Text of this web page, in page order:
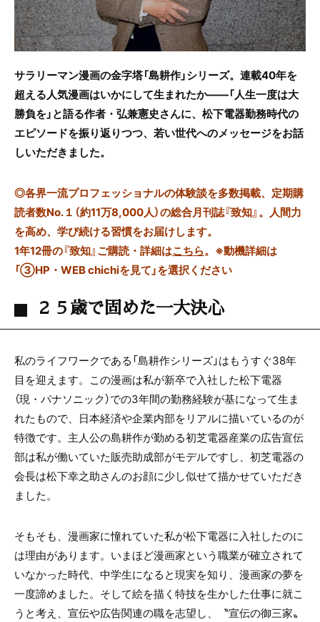
サラリーマン漫画の金字塔「島耕作」シリーズ。連載40年を
超える人気漫画はいかにして生まれたか――「人生一度は大
勝負を」と語る作者・弘兼憲史さんに、松下電器勤務時代の
エピソードを振り返りつつ、若い世代へのメッセージをお話
しいただきました。
◎各界一流プロフェッショナルの体験談を多数掲載、定期購
読者数No.１（約11万8,000人）の総合月刊誌『致知』。人間力
を高め、学び続ける習慣をお届けします。
1年12冊の『致知』ご購読・詳細はこちら。 ※動機詳細は
「③HP・WEB chichiを見て」を選択ください
２５歳で固めた一大決心
私のライフワークである「島耕作シリーズ」はもうすぐ38年
目を迎えます。この漫画は私が新卒で入社した松下電器
（現・パナソニック）での3年間の勤務経験が基になって生ま
れたもので、日本経済や企業内部をリアルに描いているのが
特徴です。主人公の島耕作が勤める初芝電器産業の広告宣伝
部は私が働いていた販売助成部がモデルですし、初芝電器の
会長は松下幸之助さんのお顔に少し似せて描かせていただき
ました。
そもそも、漫画家に憧れていた私が松下電器に入社したのに
は理由があります。いまほど漫画家という職業が確立されて
いなかった時代、中学生になると現実を知り、漫画家の夢を
一度諦めました。そして絵を描く特技を生かした仕事に就こ
うと考え、宣伝や広告関連の職を志望し、〝宣伝の御三家〟